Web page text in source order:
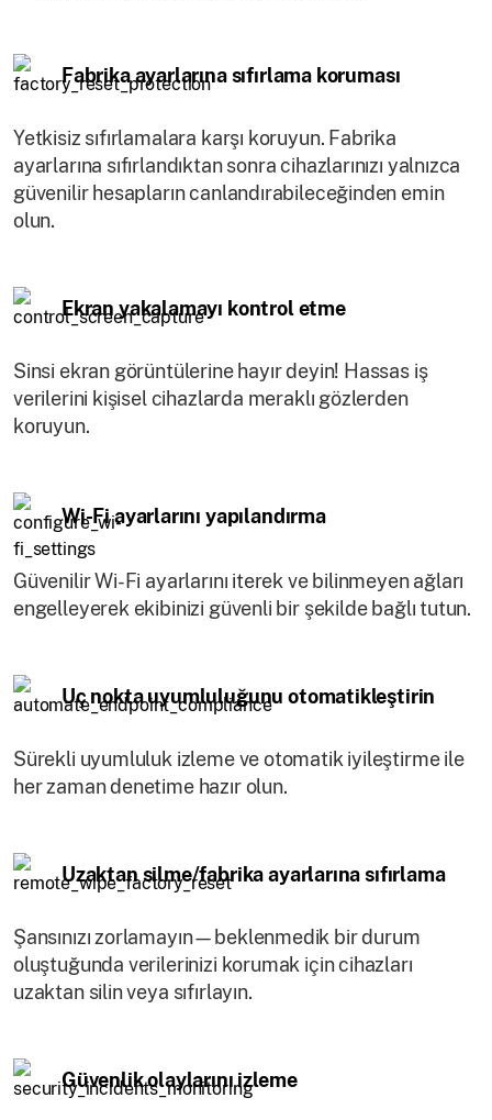
Fabrika ayarlarına sıfırlama koruması
Yetkisiz sıfırlamalara karşı koruyun. Fabrika
ayarlarına sıfırlandıktan sonra cihazlarınızı yalnızca
güvenilir hesapların canlandırabileceğinden emin
olun.
Ekran yakalamayı kontrol etme
Sinsi ekran görüntülerine hayır deyin! Hassas iş
verilerini kişisel cihazlarda meraklı gözlerden
koruyun.
Wi-Fi ayarlarını yapılandırma
Güvenilir Wi-Fi ayarlarını iterek ve bilinmeyen ağları
engelleyerek ekibinizi güvenli bir şekilde bağlı tutun.
Uç nokta uyumluluğunu otomatikleştirin
Sürekli uyumluluk izleme ve otomatik iyileştirme ile
her zaman denetime hazır olun.
Uzaktan silme/fabrika ayarlarına sıfırlama
Şansınızı zorlamayın—beklenmedik bir durum
oluştuğunda verilerinizi korumak için cihazları
uzaktan silin veya sıfırlayın.
Güvenlik olaylarını izleme